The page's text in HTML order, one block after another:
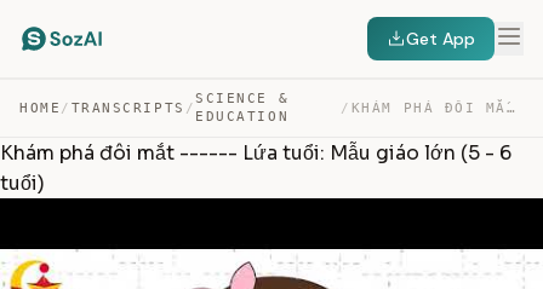
Get App
HOME / TRANSCRIPTS /
SCIENCE &
EDUCATION
/ KHÁM PHÁ ĐÔI MẮT —— LỨA TUỔI: MẪU GIÁO LỚN (5 – 6 T… — TRANSCRIPT
Khám phá đôi mắt ------ Lứa tuổi: Mẫu giáo lớn (5 - 6
tuổi)